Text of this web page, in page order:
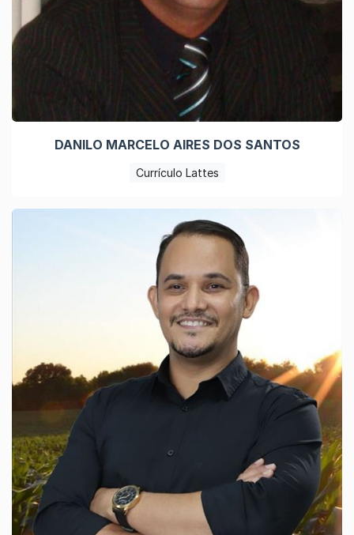
DANILO MARCELO AIRES DOS SANTOS
Currículo Lattes